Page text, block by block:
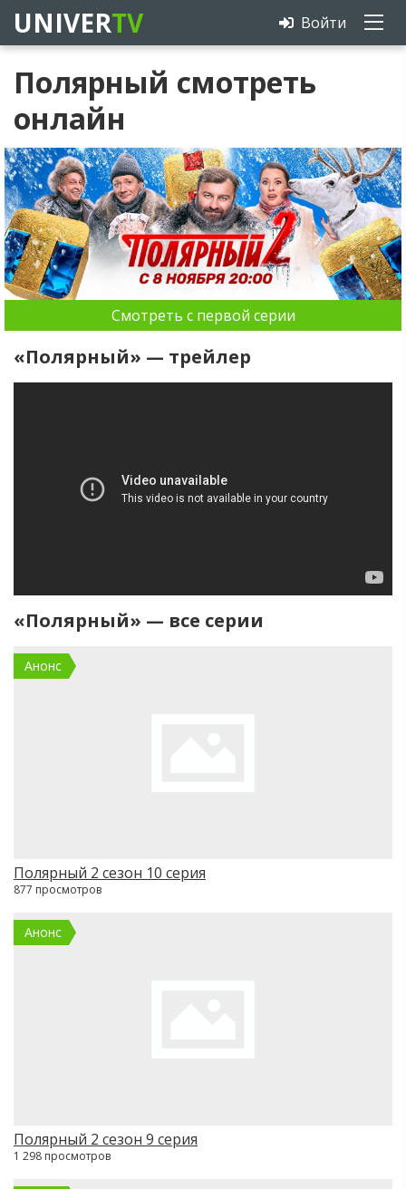
UNIVERTV Войти
Полярный смотреть
онлайн
Смотреть с первой серии
«Полярный» — трейлер
«Полярный» — все серии
Анонс
Полярный 2 сезон 10 серия
877 просмотров
Анонс
Полярный 2 сезон 9 серия
1 298 просмотров